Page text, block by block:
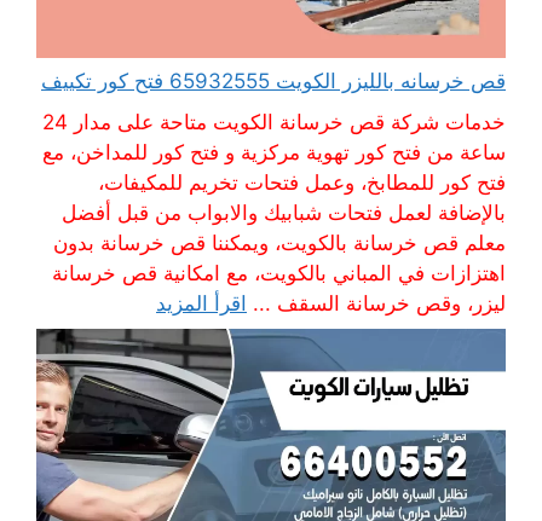
قص خرسانه بالليزر الكويت 65932555 فتح كور تكييف
خدمات شركة قص خرسانة الكويت متاحة على مدار 24
ساعة من فتح كور تهوية مركزية و فتح كور للمداخن، مع
فتح كور للمطابخ، وعمل فتحات تخريم للمكيفات،
بالإضافة لعمل فتحات شبابيك والابواب من قبل أفضل
معلم قص خرسانة بالكويت، ويمكننا قص خرسانة بدون
اهتزازات في المباني بالكويت، مع امكانية قص خرسانة
ليزر، وقص خرسانة السقف ... اقرأ المزيد